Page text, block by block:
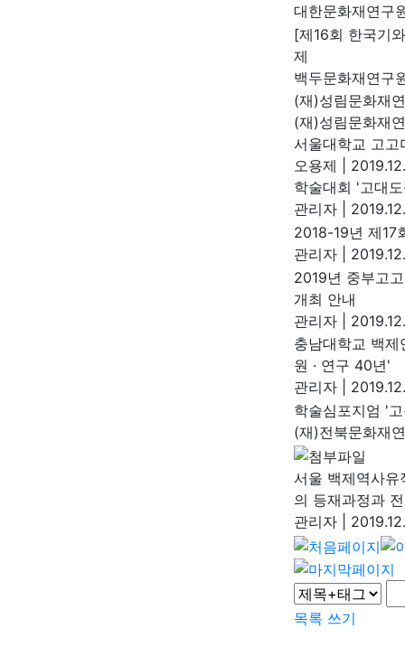
대한문화재연구
[제16회 한국기
제
백두문화재연구
(재)성림문화재
(재)성림문화재
서울대학교 고
오용제
학술대회 '고대
관리자
2018-19년 제17
관리자
2019년 중부고
개최 안내
관리자
충남대학교 백
원 · 연구 40년'
관리자
학술심포지엄 '
(재)전북문화재
서울 백제역사
의 등재과정과
관리자
목록 쓰기